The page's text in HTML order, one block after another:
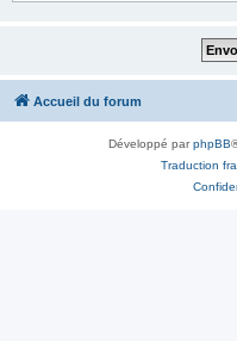
Accueil du forum
Développé parphpBB
Traduction